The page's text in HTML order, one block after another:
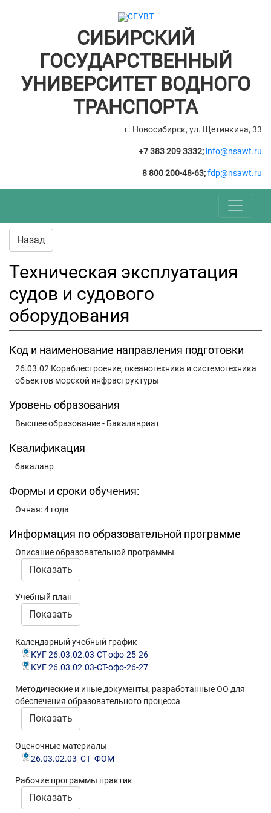
СИБИРСКИЙ
ГОСУДАРСТВЕННЫЙ
УНИВЕРСИТЕТ ВОДНОГО
ТРАНСПОРТА
г. Новосибирск, ул. Щетинкина, 33
+7 383 209 3332; info@nsawt.ru
8 800 200-48-63;fdp@nsawt.ru
Назад
Техническая эксплуатация
судов и судового
оборудования
Код и наименование направления подготовки
26.03.02 Кораблестроение, океанотехника и системотехника
объектов морской инфраструктуры
Уровень образования
Высшее образование - Бакалавриат
Квалификация
бакалавр
Формы и сроки обучения:
Очная: 4 года
Информация по образовательной программе
Описание образовательной программы
Показать
Учебный план
Показать
Календарный учебный график
КУГ 26.03.02.03-СТ-офо-25-26
КУГ 26.03.02.03-СТ-офо-26-27
Методические и иные документы, разработанные ОО для
обеспечения образовательного процесса
Показать
Оценочные материалы
26.03.02.03_СТ_ФОМ
Рабочие программы практик
Показать